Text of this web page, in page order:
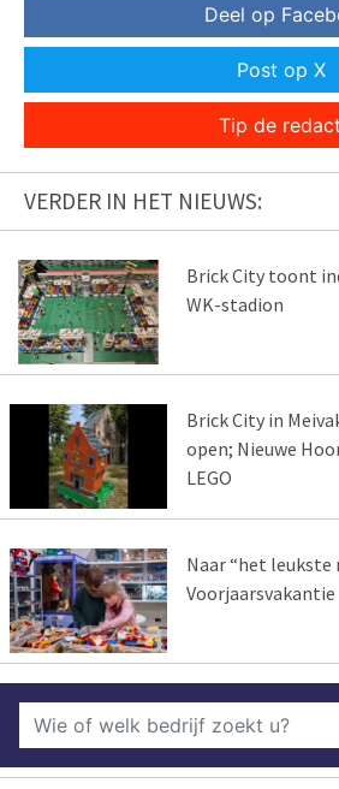
Deel op
Post op X
Tip de
VERDER IN HET NIEUWS:
Brick City toont
WK-stadion
Brick City in
open; Nieuwe
LEGO
Naar “het leukste
Voorjaarsvakantie